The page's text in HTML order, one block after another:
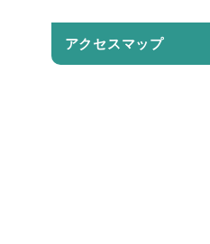
アクセスマップ